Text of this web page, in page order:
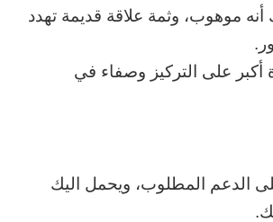
موهوب، وثمة علاقة قديمة تهدد
أكبر على التركيز وصفاء في
الدعم المطلوب، ويحمل اليك